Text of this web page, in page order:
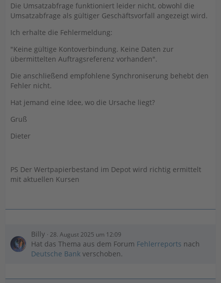
Die Umsatzabfrage funktioniert leider nicht, obwohl die
Umsatzabfrage als gültiger Geschäftsvorfall angezeigt wird.
Ich erhalte die Fehlermeldung:
"Keine gültige Kontoverbindung. Keine Daten zur
übermittelten Auftragsreferenz vorhanden".
Die anschließend empfohlene Synchroniserung behebt den
Fehler nicht.
Hat jemand eine Idee, wo die Ursache liegt?
Gruß
Dieter
PS Der Wertpapierbestand im Depot wird richtig ermittelt
mit aktuellen Kursen
Billy 28. August 2025 um 12:09
Hat das Thema aus dem Forum Fehlerreports nach
Deutsche Bank verschoben.